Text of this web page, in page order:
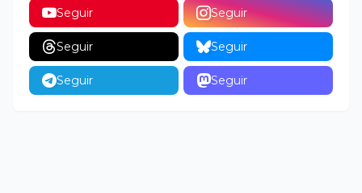
Seguir Seguir
Seguir Seguir
Seguir Seguir